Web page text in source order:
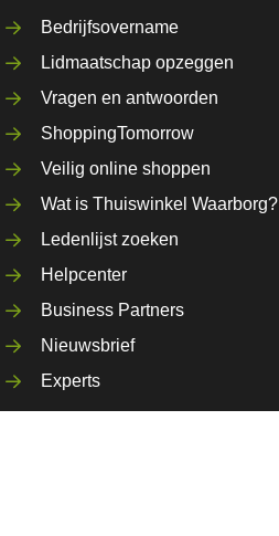
Bedrijfsovername
Lidmaatschap opzeggen
Vragen en antwoorden
ShoppingTomorrow
Veilig online shoppen
Wat is Thuiswinkel Waarborg?
Ledenlijst zoeken
Helpcenter
Business Partners
Nieuwsbrief
Experts